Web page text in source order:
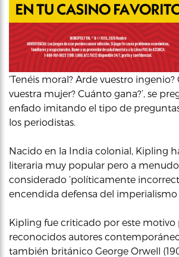
‘Tenéis moral? Arde vuestro
vuestra mujer? Cuánto gana?’, se
enfado imitando el tipo de
los periodistas.
Nacido en la India colonial, Kipling
literaria muy popular pero a menudo
considerado ‘políticamente
encendida defensa del
Kipling fue criticado por este motivo
reconocidos autores
también británico George Orwell